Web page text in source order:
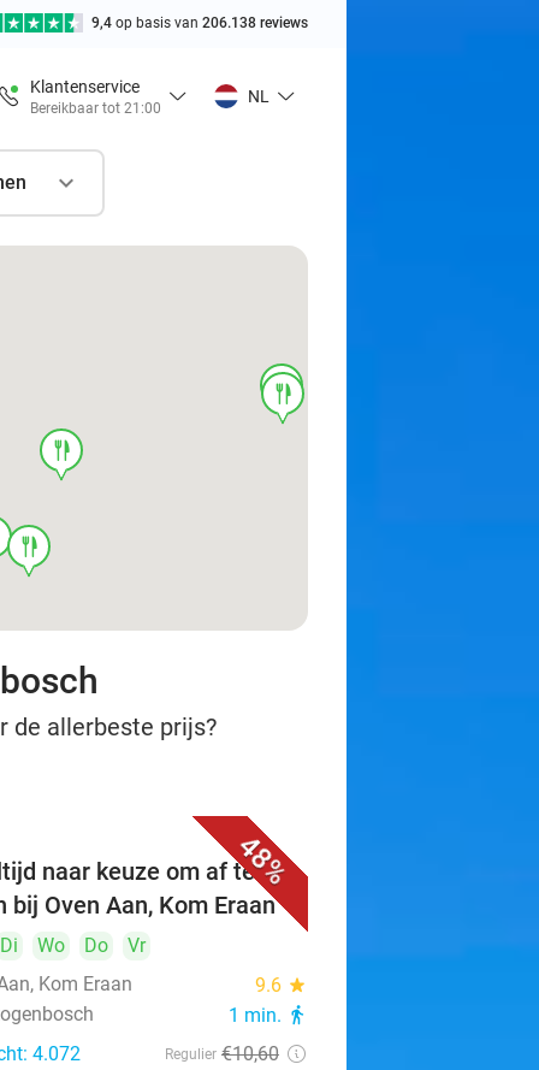
9,4 op basis van 206.138 reviews
Klantenservice
Bereikbaar tot 21:00
NL
food
food
food
food
de allerbeste prijs?
48%
naar keuze om af te
bij Oven Aan, Kom Eraan
Di Wo Do
Vr
Kom Eraan
9.6 star
1 min. directions_walk
4.072 Regulier €10,60